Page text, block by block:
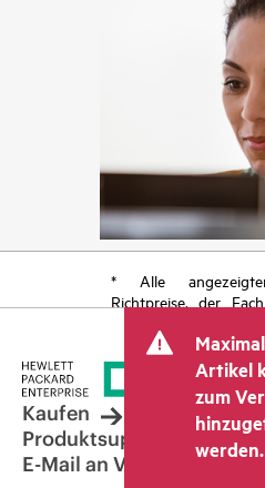
* Alle
Richtpreise, der
kann weitere
Mehrwertsteuer
berücksichtigen. Der
festgelegte
dem anderer
angezeigten
Richtpreise können
Artikel
zum
werden.
Kaufen
Produktsupport
E-Mail an Vertrieb